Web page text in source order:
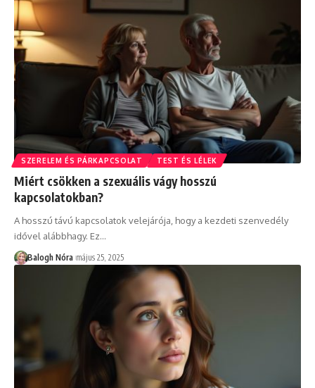
SZERELEM ÉS PÁRKAPCSOLAT TEST ÉS LÉLEK
Miért csökken a szexuális vágy hosszú
kapcsolatokban?
A hosszú távú kapcsolatok velejárója, hogy a kezdeti szenvedély
idővel alábbhagy. Ez…
Balogh Nóra május 25, 2025